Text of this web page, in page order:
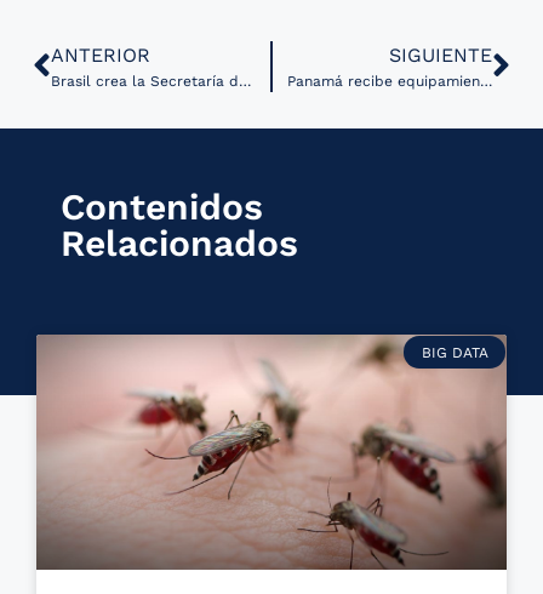
ANTERIOR
Brasil crea la Secretaría de Información y Salud Digital
SIGUIENTE
Panamá recibe equipamiento de la OPS para proyecto piloto de telemedicina
Contenidos
Relacionados
BIG DATA